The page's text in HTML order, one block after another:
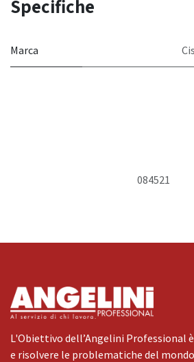
Specifiche
Marca
084521
L'Obiettivo dell’Angelini Professional
e risolvere le problematiche del